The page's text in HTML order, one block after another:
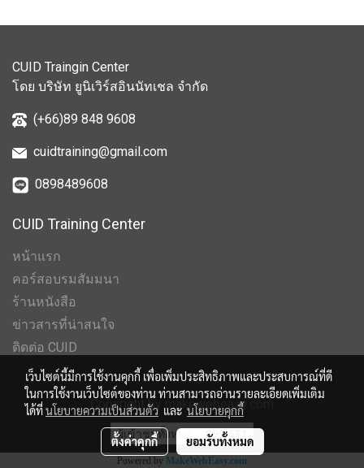
CUID Traingin Center
โดย บริษัท ยูนิเวิร์สอินนัทเชล จำกัด
(+66)89 848 9608
cuidtraining@gmail.com
0898489608
CUID Training Center
หน้าแรก
คอร์สอบรมสัมมนา
ร้านหนังสือ
ข่าวสารที่น่าสนใจ
ติดต่อ CUID
Copyright by makewebeasy.com
ผู้เข้าชมทั้งหมด
899,631
Powered by MakeWebEasy.com
เว็บไซต์นี้มีการใช้งานคุกกี้ เพื่อเพิ่มประสิทธิภาพและประสบการณ์ที่ดี
ในการใช้งานเว็บไซต์ของท่าน ท่านสามารถอ่านรายละเอียดเพิ่มเติม
ได้ที่นโยบายความเป็นส่วนตัว และ นโยบายคุกกี้
ตั้งค่าคุกกี้ ยอมรับทั้งหมด